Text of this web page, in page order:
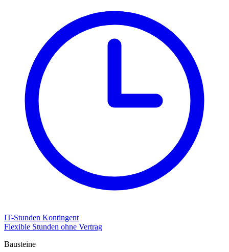
IT-Stunden Kontingent
Flexible Stunden ohne Vertrag
Bausteine